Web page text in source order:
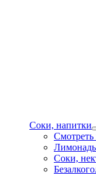
Соки, напитки
Смотреть
Соки,